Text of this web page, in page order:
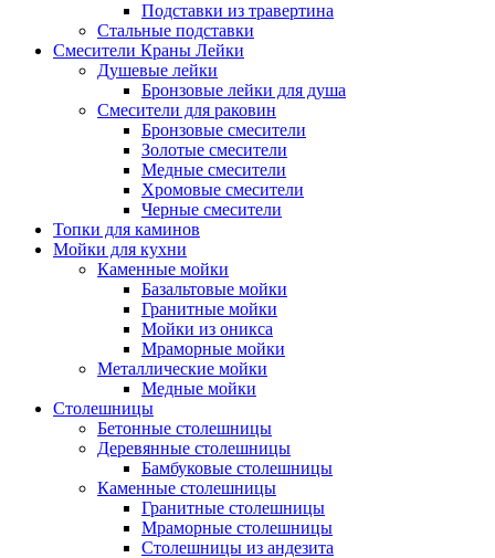
Подставки из травертина
Стальные подставки
Смесители Краны Лейки
Душевые лейки
Бронзовые лейки для душа
Смесители для раковин
Бронзовые смесители
Золотые смесители
Медные смесители
Хромовые смесители
Черные смесители
Топки для каминов
Мойки для кухни
Каменные мойки
Базальтовые мойки
Гранитные мойки
Мойки из оникса
Мраморные мойки
Металлические мойки
Медные мойки
Столешницы
Бетонные столешницы
Деревянные столешницы
Бамбуковые столешницы
Каменные столешницы
Гранитные столешницы
Мраморные столешницы
Столешницы из андезита